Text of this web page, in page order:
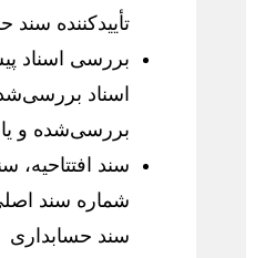
تأییدکننده سند
بررسی اسناد
اسناد
بررسی‌شده و یا
سند افتتاحیه،
شماره سند
سند حسابداری